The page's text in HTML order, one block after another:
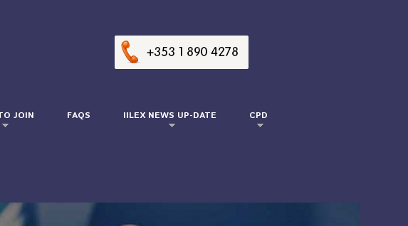
JOIN FAQS IILEX NEWS UP-DATE CPD